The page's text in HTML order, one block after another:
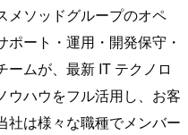
メソッドグループのオペ
ート・運用・開発保守・
ムが、最新 IT テクノロ
ウハウをフル活用し、お客
社は様々な職種でメンバー